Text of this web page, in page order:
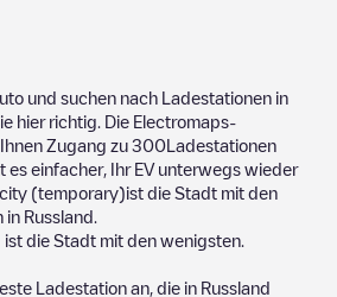
und suchen nach Ladestationen in
hier richtig. Die Electromaps-
Zugang zu 300Ladestationen
es einfacher, Ihr EV unterwegs wieder
(temporary)ist die Stadt mit den
in Russland
ist die Stadt mit den wenigsten.
Ladestation an, die in Russland